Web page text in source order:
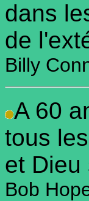
dans
de
Billy
A 60
tous
et Dieu
Bob